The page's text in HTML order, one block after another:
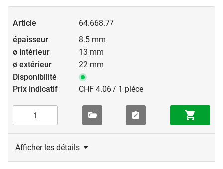
64.668.77
8.5 mm
13 mm
22 mm
CHF 4.06 / 1 pièce
Afficher les détails